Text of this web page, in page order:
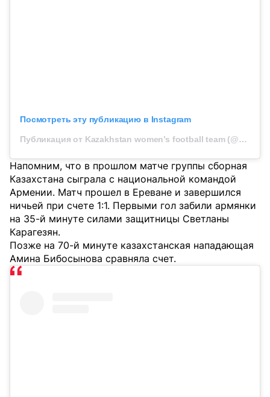
Посмотреть эту публикацию в Instagram
Публикация от Kazakhstan women’s football team (@kff_women)
Напомним, что в прошлом матче группы сборная
Казахстана сыграла с национальной командой
Армении. Матч прошел в Ереване и завершился
ничьей при счете 1:1. Первыми гол забили армянки
на 35-й минуте силами защитницы Светланы
Карагезян.
Позже на 70-й минуте казахстанская нападающая
Амина Бибосынова сравняла счет.